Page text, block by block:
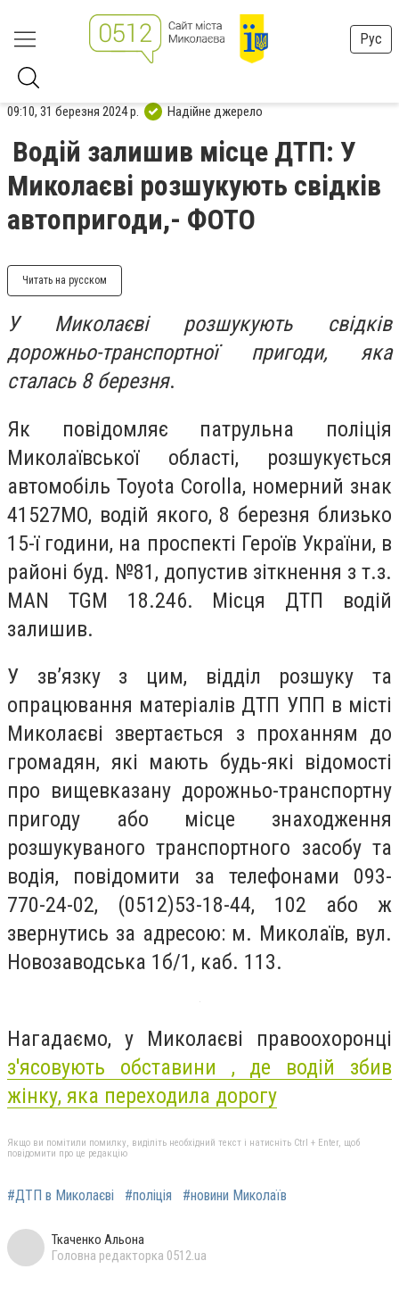
Рус
09:10, 31 березня 2024 р. Надійне джерело
Водій залишив місце ДТП: У
Миколаєві розшукують свідків
автопригоди,- ФОТО
Читать на русском
У Миколаєві розшукують свідків
дорожньо-транспортної пригоди, яка
сталась 8 березня.
Як повідомляє патрульна поліція
Миколаївської області, розшукується
автомобіль Toyota Corolla, номерний знак
41527MO, водій якого, 8 березня близько
15-ї години, на проспекті Героїв України, в
районі буд. №81, допустив зіткнення з т.з.
MAN TGM 18.246. Місця ДТП водій
залишив.
У зв’язку з цим, відділ розшуку та
опрацювання матеріалів ДТП УПП в місті
Миколаєві звертається з проханням до
громадян, які мають будь-які відомості
про вищевказану дорожньо-транспортну
пригоду або місце знаходження
розшукуваного транспортного засобу та
водія, повідомити за телефонами 093-
770-24-02, (0512)53-18-44, 102 або ж
звернутись за адресою: м. Миколаїв, вул.
Новозаводська 1б/1, каб. 113.
Нагадаємо, у Миколаєві правоохоронці
з'ясовують обставини , де водій збив
жінку, яка переходила дорогу
Якщо ви помітили помилку, виділіть необхідний текст і натисніть Ctrl + Enter, щоб
повідомити про це редакцію
#ДТП в Миколаєві #поліція #новини Миколаїв
Ткаченко Альона
Головна редакторка 0512.ua